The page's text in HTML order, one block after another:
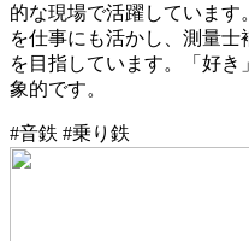
的な現場で活躍していま
を仕事にも活かし、測量
を目指しています。「好
象的です。
#音鉄 #乗り鉄